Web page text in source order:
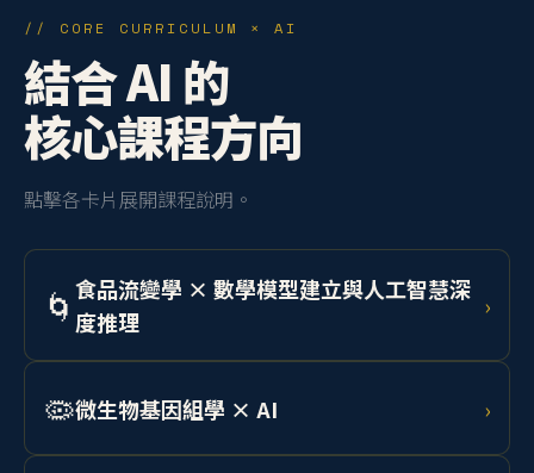
// CORE CURRICULUM × AI
結合 AI 的
核心課程方向
點擊各卡片展開課程說明。
🌀 食品流變學 × 數學模型建立與人工智慧深
度推理
›
學習 Herschel-Bulkley 模型與 Cox-Merz 法則，結合機
工業產線品質控制。
🦠微生物基因組學 × AI ›
整合定序技術與深度學習，分析食品相關微生物基因